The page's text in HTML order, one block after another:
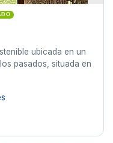
ubicada en un
pasados, situada en